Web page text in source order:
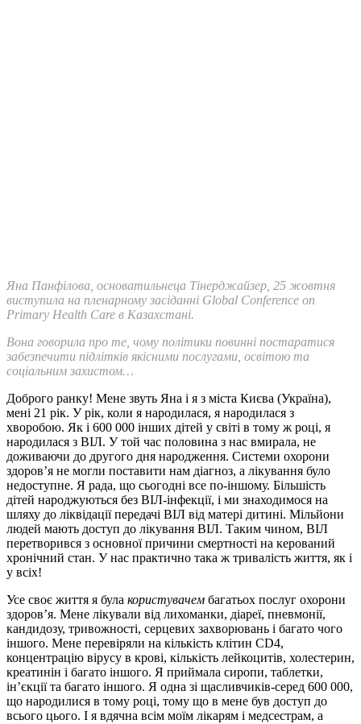
Яна Панфілова, основатильнеца Тінерджайзер, 25 жовтня
виступила на пленарному засіданні Global Conference on
Primary Health Care в Казахстані.
Вона говорила про те, чому політики повинні постаратися
забезпечити підлітків якісними послугами, освітою та
соціальним захистом…
Доброго ранку! Мене звуть Яна і я з міста Києва (Україна),
мені 21 рік. У рік, коли я народилася, я народилася з
хворобою. Як і 600 000 інших дітей у світі в тому ж році, я
народилася з ВІЛ. У той час половина з нас вмирала, не
доживаючи до другого дня народження. Системи охорони
здоров’я не могли поставити нам діагноз, а лікування було
недоступне. Я рада, що сьогодні все по-іншому. Більшість
дітей народжуються без ВІЛ-інфекції, і ми знаходимося на
шляху до ліквідації передачі ВІЛ від матері дитині. Мільйони
людей мають доступ до лікування ВІЛ. Таким чином, ВІЛ
перетворився з основної причини смертності на керований
хронічний стан. У нас практично така ж тривалість життя, як і
у всіх!
Усе своє життя я була користувачем багатьох послуг охорони
здоров’я. Мене лікували від лихоманки, діареї, пневмонії,
кандидозу, тривожності, серцевих захворювань і багато чого
іншого. Мене перевіряли на кількість клітин CD4,
концентрацію вірусу в крові, кількість лейкоцитів, холестерин,
креатинін і багато іншого. Я приймала сиропи, таблетки,
ін’єкції та багато іншого. Я одна зі щасливчиків-серед 600 000,
що народилися в тому році, тому що в мене був доступ до
всього цього. І я вдячна всім моїм лікарям і медсестрам, а